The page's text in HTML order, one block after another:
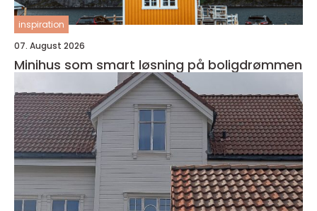
inspiration
07. August 2026
Minihus som smart løsning på boligdrømmen